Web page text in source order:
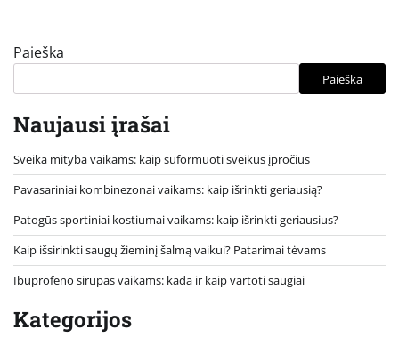
Paieška
Paieška
Naujausi įrašai
Sveika mityba vaikams: kaip suformuoti sveikus įpročius
Pavasariniai kombinezonai vaikams: kaip išrinkti geriausią?
Patogūs sportiniai kostiumai vaikams: kaip išrinkti geriausius?
Kaip išsirinkti saugų žieminį šalmą vaikui? Patarimai tėvams
Ibuprofeno sirupas vaikams: kada ir kaip vartoti saugiai
Kategorijos